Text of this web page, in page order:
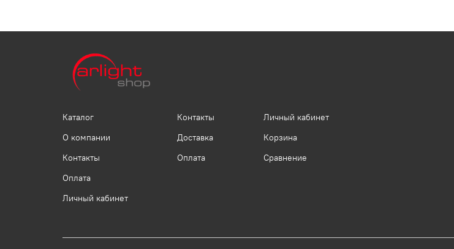
Каталог
О компании
Контакты
Оплата
Личный кабинет
Контакты
Доставка
Оплата
Личный кабинет
Корзина
Сравнение